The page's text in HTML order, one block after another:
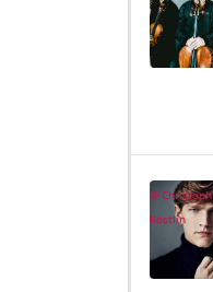
© Christoph
Köstlin